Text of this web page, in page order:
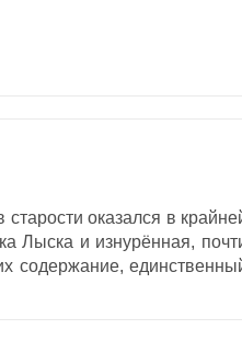
оказался в
Лыска и изнурённая,
содержание,